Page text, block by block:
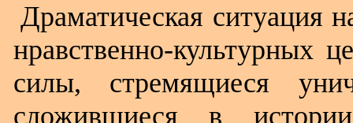
Драматическая ситуация
нравственно-культурных
силы, стремящиеся
сложившиеся в